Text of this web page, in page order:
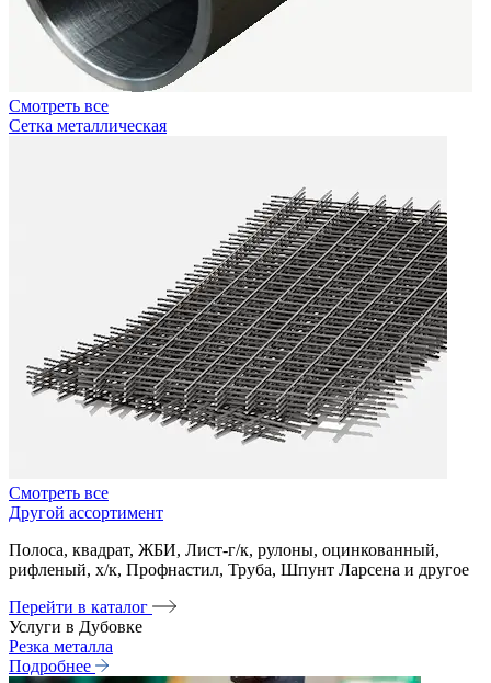
Смотреть все
Сетка металлическая
Смотреть все
Другой ассортимент
Полоса, квадрат, ЖБИ, Лист-г/к, рулоны, оцинкованный,
рифленый, х/к, Профнастил, Труба, Шпунт Ларсена и другое
Перейти в каталог
Услуги в Дубовке
Резка металла
Подробнее